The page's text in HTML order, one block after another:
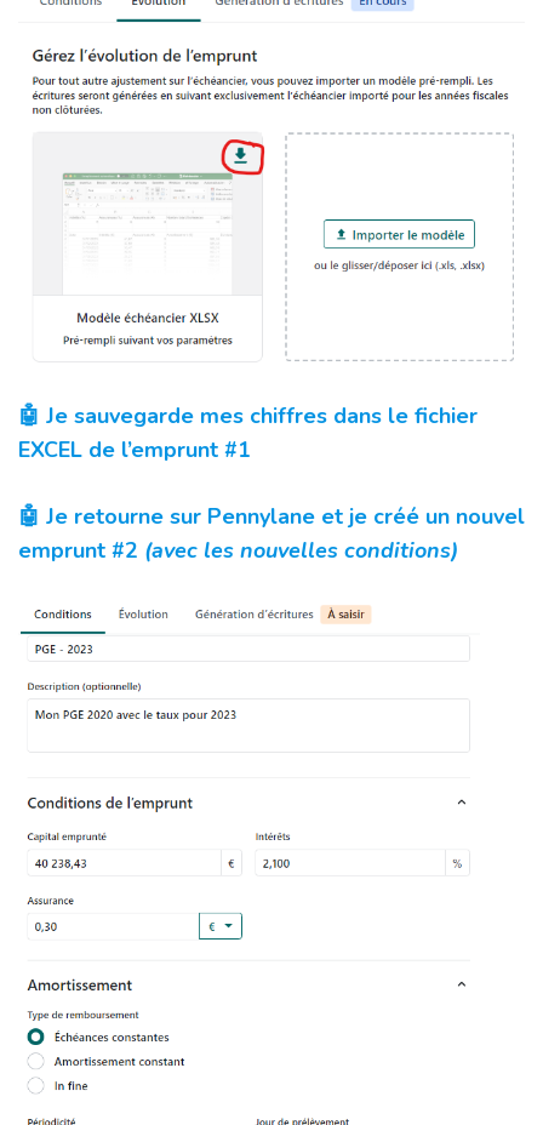
🤖 Je sauvegarde mes chiffres dans le fichier
EXCEL de l’emprunt #1
🤖 Je retourne sur Pennylane et je créé un nouvel
emprunt #2 (avec les nouvelles conditions)